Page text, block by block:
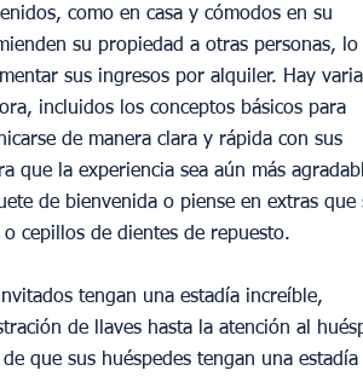
como en casa y cómodos en su
su propiedad a otras personas, lo
sus ingresos por alquiler. Hay
incluidos los conceptos básicos para
de manera clara y rápida con sus
que la experiencia sea aún más
de bienvenida o piense en extras que
cepillos de dientes de repuesto.
tengan una estadía increíble,
de llaves hasta la atención al
que sus huéspedes tengan una estadía